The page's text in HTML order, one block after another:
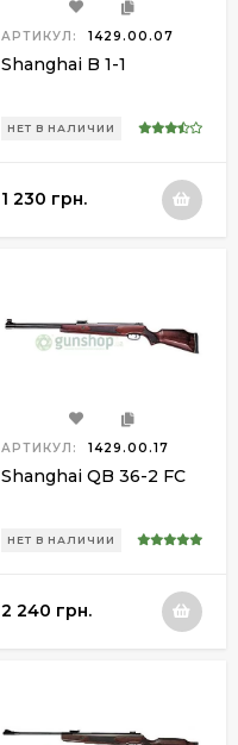
АРТИКУЛ: 1429.00.07
Shanghai B 1-1
НЕТ В НАЛИЧИИ
1 230 грн.
АРТИКУЛ: 1429.00.17
Shanghai QB 36-2 FC
НЕТ В НАЛИЧИИ
2 240 грн.